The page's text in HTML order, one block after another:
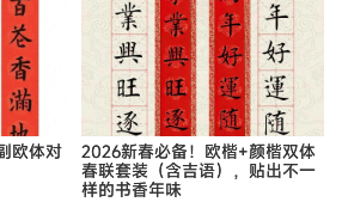
欧体对
2026新春必备！欧楷+颜楷双体
春联套装（含吉语），贴出不一
样的书香年味